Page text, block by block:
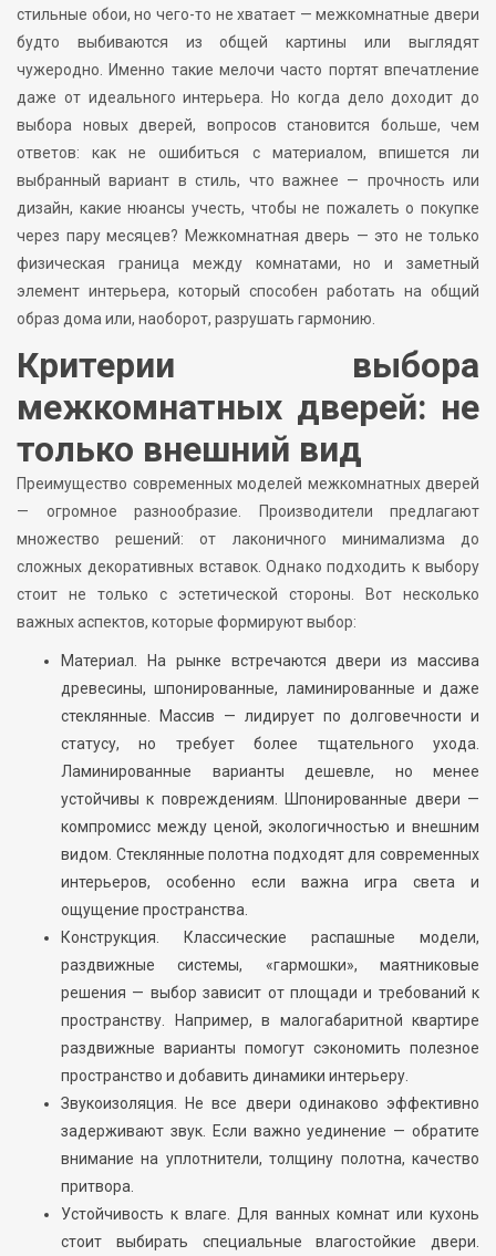
стильные обои, но чего-то не хватает — межкомнатные двери
будто выбиваются из общей картины или выглядят
чужеродно. Именно такие мелочи часто портят впечатление
даже от идеального интерьера. Но когда дело доходит до
выбора новых дверей, вопросов становится больше, чем
ответов: как не ошибиться с материалом, впишется ли
выбранный вариант в стиль, что важнее — прочность или
дизайн, какие нюансы учесть, чтобы не пожалеть о покупке
через пару месяцев? Межкомнатная дверь — это не только
физическая граница между комнатами, но и заметный
элемент интерьера, который способен работать на общий
образ дома или, наоборот, разрушать гармонию.
Критерии выбора
межкомнатных дверей: не
только внешний вид
Преимущество современных моделей межкомнатных дверей
— огромное разнообразие. Производители предлагают
множество решений: от лаконичного минимализма до
сложных декоративных вставок. Однако подходить к выбору
стоит не только с эстетической стороны. Вот несколько
важных аспектов, которые формируют выбор:
Материал. На рынке встречаются двери из массива
древесины, шпонированные, ламинированные и даже
стеклянные. Массив — лидирует по долговечности и
статусу, но требует более тщательного ухода.
Ламинированные варианты дешевле, но менее
устойчивы к повреждениям. Шпонированные двери —
компромисс между ценой, экологичностью и внешним
видом. Стеклянные полотна подходят для современных
интерьеров, особенно если важна игра света и
ощущение пространства.
Конструкция. Классические распашные модели,
раздвижные системы, «гармошки», маятниковые
решения — выбор зависит от площади и требований к
пространству. Например, в малогабаритной квартире
раздвижные варианты помогут сэкономить полезное
пространство и добавить динамики интерьеру.
Звукоизоляция. Не все двери одинаково эффективно
задерживают звук. Если важно уединение — обратите
внимание на уплотнители, толщину полотна, качество
притвора.
Устойчивость к влаге. Для ванных комнат или кухонь
стоит выбирать специальные влагостойкие двери.